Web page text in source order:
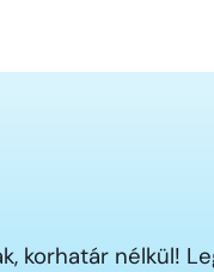
korhatár nélkül!